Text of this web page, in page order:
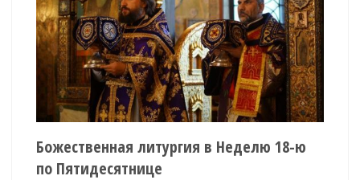
Божественная литургия в Неделю 18-ю
по Пятидесятнице